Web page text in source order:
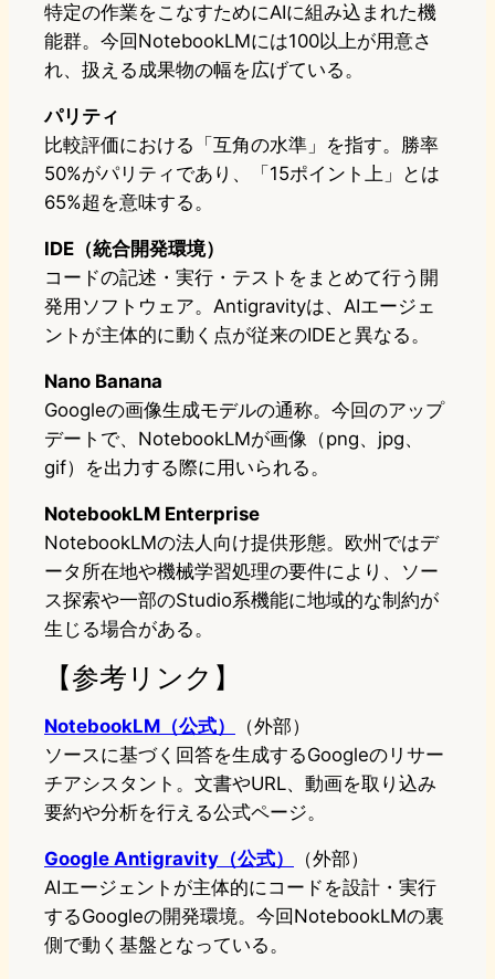
特定の作業をこなすためにAIに組み込まれた機
能群。今回NotebookLMには100以上が用意さ
れ、扱える成果物の幅を広げている。
パリティ
比較評価における「互角の水準」を指す。勝率
50%がパリティであり、「15ポイント上」とは
65%超を意味する。
IDE（統合開発環境）
コードの記述・実行・テストをまとめて行う開
発用ソフトウェア。Antigravityは、AIエージェ
ントが主体的に動く点が従来のIDEと異なる。
Nano Banana
Googleの画像生成モデルの通称。今回のアップ
デートで、NotebookLMが画像（png、jpg、
gif）を出力する際に用いられる。
NotebookLM Enterprise
NotebookLMの法人向け提供形態。欧州ではデ
ータ所在地や機械学習処理の要件により、ソー
ス探索や一部のStudio系機能に地域的な制約が
生じる場合がある。
【参考リンク】
NotebookLM（公式）
（外部）
ソースに基づく回答を生成するGoogleのリサー
チアシスタント。文書やURL、動画を取り込み
要約や分析を行える公式ページ。
Google Antigravity（公式）
（外部）
AIエージェントが主体的にコードを設計・実行
するGoogleの開発環境。今回NotebookLMの裏
側で動く基盤となっている。